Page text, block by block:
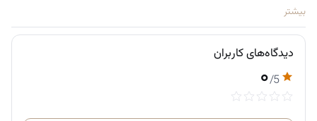
بیشتر
دیدگاه‌های کاربران
۰/5